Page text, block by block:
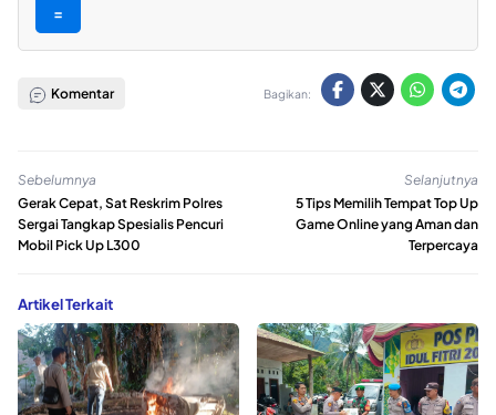
=
Komentar Bagikan:
Sebelumnya
Gerak Cepat, Sat Reskrim Polres
Sergai Tangkap Spesialis Pencuri
Mobil Pick Up L300
Selanjutnya
5 Tips Memilih Tempat Top Up
Game Online yang Aman dan
Terpercaya
Artikel Terkait